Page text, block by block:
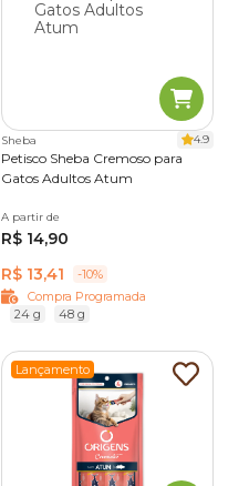
Sheba 4.9
Petisco Sheba Cremoso para
Gatos Adultos Atum
A partir de
R$ 14,90
R$ 13,41
-10%
Compra Programada
24 g
48 g
Lançamento